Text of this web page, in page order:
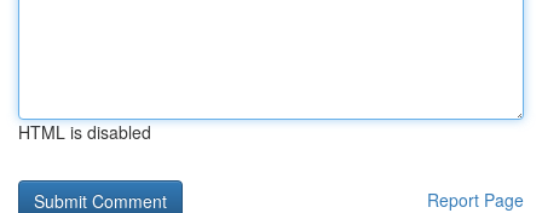
HTML is disabled
Report Page